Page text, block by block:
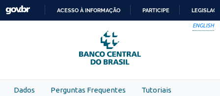
Skip to main content
PARA
O
CONTEÚDO
ACESSO À INFORMAÇÃO PARTICIPE
ENGLISH
Dados Perguntas Frequentes Tutoriais